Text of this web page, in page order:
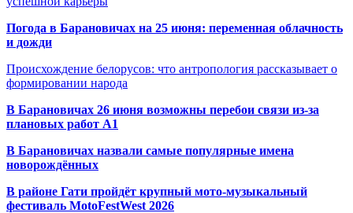
Погода в Барановичах на 25 июня: переменная облачность
и дожди
Происхождение белорусов: что антропология рассказывает о
формировании народа
В Барановичах 26 июня возможны перебои связи из-за
плановых работ A1
В Барановичах назвали самые популярные имена
новорождённых
В районе Гати пройдёт крупный мото-музыкальный
фестиваль MotoFestWest 2026